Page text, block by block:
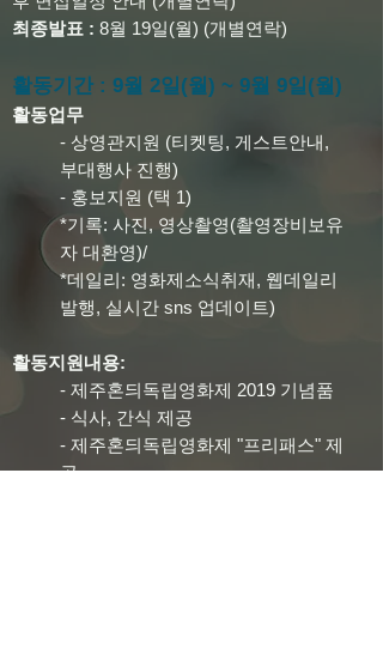
최종발표 : 8월 19일(월) (개별연락)
활동기간 : 9월 2일(월) ~ 9월 9일(월)
활동업무
- 상영관지원 (티켓팅, 게스트안내,
부대행사 진행)
- 홍보지원 (택 1)
*기록: 사진, 영상촬영(촬영장비보유
자 대환영)/
*데일리: 영화제소식취재, 웹데일리
발행, 실시간 sns 업데이트)
활동지원내용:
- 제주혼듸독립영화제 2019 기념품
- 식사, 간식 제공
- 제주혼듸독립영화제 "프리패스" 제
공